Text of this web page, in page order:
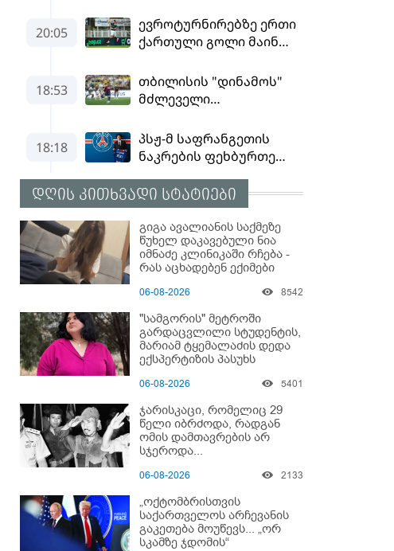
დღის კითხვადი სტატიები
გიგა ავალიანის საქმეზე
წუხელ დაკავებული ნია
იმნაძე კლინიკაში რჩება -
რას აცხადებენ ექიმები
06-08-2026 8542
"სამგორის" მეტროში
გარდაცვლილი სტუდენტის,
მარიამ ტყემალაძის დედა
ექსპერტიზის პასუხს
გოგონას გარდაცვალების
06-08-2026 5401
ჯარისკაცი, რომელიც 29
წელი იბრძოდა, რადგან
ომის დამთავრების არ
სჯეროდა...
06-08-2026 2133
„ოქტომბრისთვის
საქართველოს არჩევანის
გაკეთება მოუწევს... „ორ
სკამზე ჯდომის“